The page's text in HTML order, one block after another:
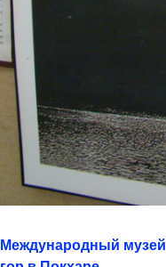
Международный музей